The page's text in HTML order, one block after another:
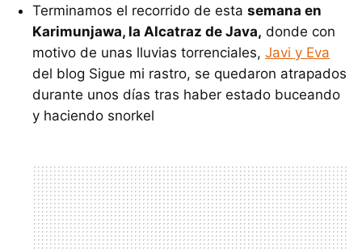
Terminamos el recorrido de esta semana en
Karimunjawa, la Alcatraz de Java, donde con
motivo de unas lluvias torrenciales, Javi y Eva
del blog Sigue mi rastro, se quedaron atrapados
durante unos días tras haber estado buceando
y haciendo snorkel